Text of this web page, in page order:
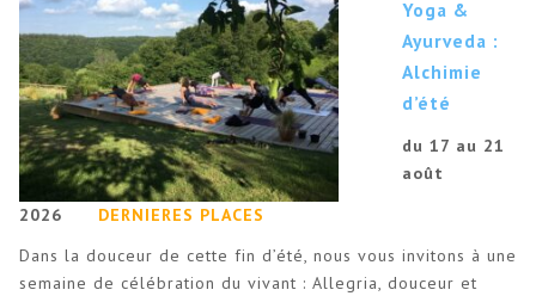
Yoga &
Ayurveda :
Alchimie
d’été
du 17 au 21
août
2026
DERNIERES PLACES
Dans la douceur de cette fin d’été, nous vous invitons à une
semaine de célébration du vivant : Allegria, douceur et